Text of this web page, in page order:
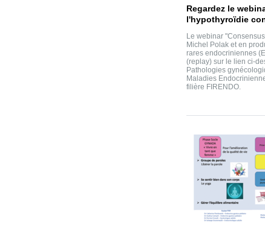
Regardez le
l'hypothyroïdie
Le webinar
Michel Polak et en
rares endocriniennes
(replay) sur le lien ci-
Pathologies
Maladies
filière FIRENDO.